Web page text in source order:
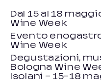
Dal 15 al 18
Wine Week
Evento
Wine Week
Degustazioni,
Bologna Wine
Isolani — 15-18